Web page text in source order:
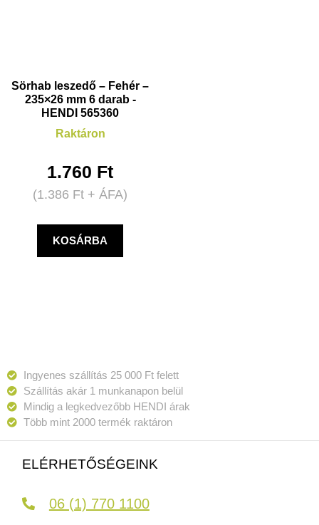
Sörhab leszedő – Fehér –
235×26 mm 6 darab -
HENDI 565360
Raktáron
1.760 Ft
(1.386 Ft + ÁFA)
KOSÁRBA
Ingyenes szállítás 25 000 Ft felett
Szállítás akár 1 munkanapon belül
Mindig a legkedvezőbb HENDI árak
Több mint 2000 termék raktáron
ELÉRHETŐSÉGEINK
06 (1) 770 1100